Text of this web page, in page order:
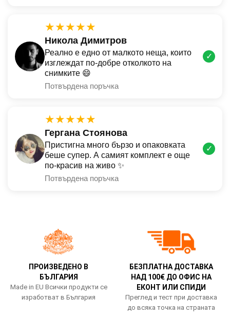
★★★★★
Никола Димитров
Реално е едно от малкото неща, които
изглеждат по-добре отколкото на
снимките 😄
Потвърдена поръчка
✓
★★★★★
Гергана Стоянова
Пристигна много бързо и опаковката
беше супер. А самият комплект е още
по-красив на живо ✨
Потвърдена поръчка
✓
ПРОИЗВЕДЕНО В
БЪЛГАРИЯ
Made in EU Всички продукти се
изработват в България
БЕЗПЛАТНА ДОСТАВКА
НАД 100€ ДО ОФИС НА
ЕКОНТ ИЛИ СПИДИ
Преглед и тест при доставка
до всяка точка на страната